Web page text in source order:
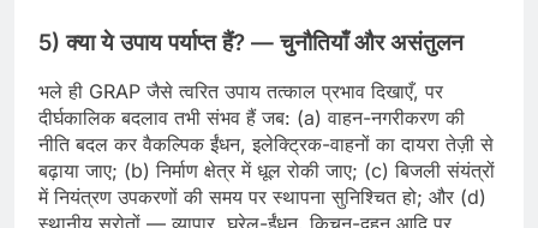
5) क्या ये उपाय पर्याप्त हैं? — चुनौतियाँ और असंतुलन
भले ही GRAP जैसे त्वरित उपाय तत्काल प्रभाव दिखाएँ, पर
दीर्घकालिक बदलाव तभी संभव हैं जब: (a) वाहन-नगरीकरण की
नीति बदल कर वैकल्पिक ईंधन, इलेक्ट्रिक-वाहनों का दायरा तेज़ी से
बढ़ाया जाए; (b) निर्माण क्षेत्र में धूल रोकी जाए; (c) बिजली संयंत्रों
में नियंत्रण उपकरणों की समय पर स्थापना सुनिश्चित हो; और (d)